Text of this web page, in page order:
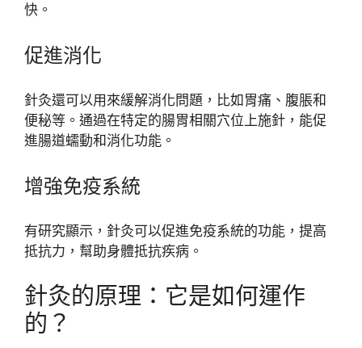
快。
促進消化
針灸還可以用來緩解消化問題，比如胃痛、腹脹和
便秘等。通過在特定的腸胃相關穴位上施針，能促
進腸道蠕動和消化功能。
增強免疫系統
有研究顯示，針灸可以促進免疫系統的功能，提高
抵抗力，幫助身體抵抗疾病。
針灸的原理：它是如何運作
的？